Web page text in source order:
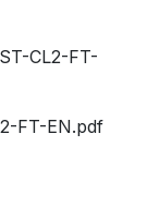
CL2-FT-
FT-EN.pdf